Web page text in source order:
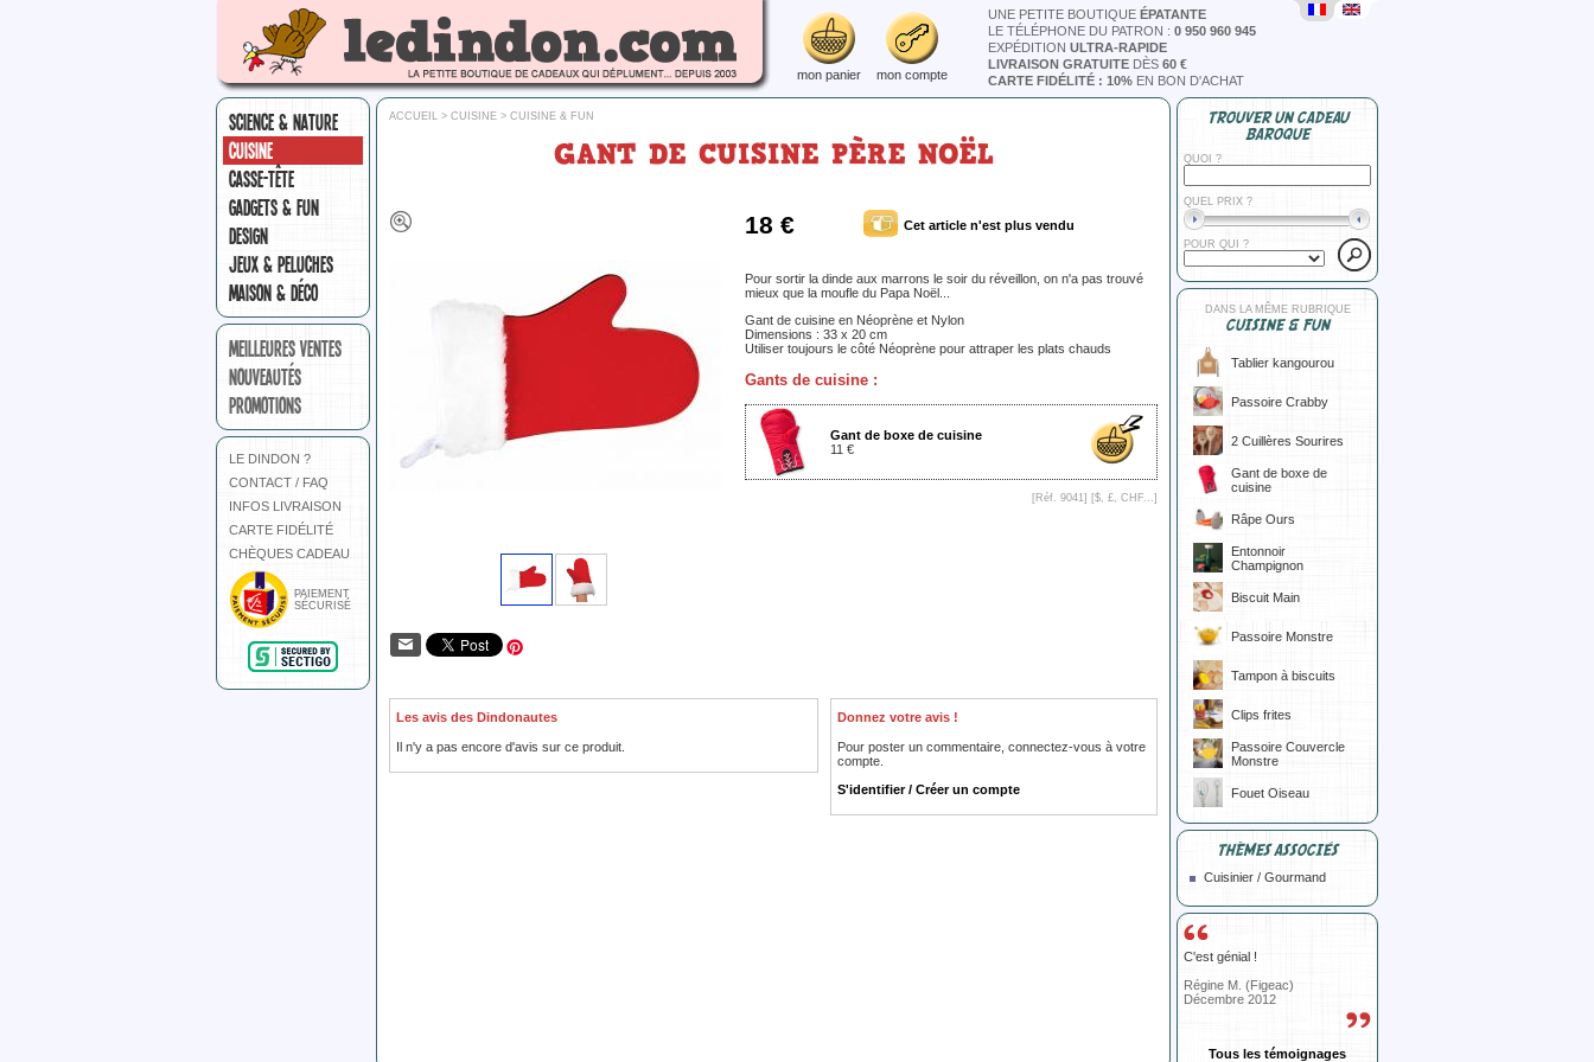
mon panier mon compte
UNE PETITE BOUTIQUE ÉPATANTE
LE TÉLÉPHONE DU PATRON : 0 950 960 945
EXPÉDITION ULTRA-RAPIDE
LIVRAISON GRATUITE DÈS 60 €
CARTE FIDÉLITÉ : 10% EN BON D'ACHAT
SCIENCE & NATURE
CUISINE
CASSE-TÊTE
GADGETS & FUN
DESIGN
JEUX & PELUCHES
MAISON & DÉCO
MEILLEURES VENTES
NOUVEAUTÉS
PROMOTIONS
LE DINDON ?
CONTACT / FAQ
INFOS LIVRAISON
CARTE FIDÉLITÉ
CHÈQUES CADEAU
PAIEMENT
SÉCURISÉ
ACCUEIL > CUISINE > CUISINE & FUN
GANT DE CUISINE PÈRE NOËL
18 € Cet article n'est plus vendu
Pour sortir la dinde aux marrons le soir du réveillon, on n'a pas trouvé
mieux que la moufle du Papa Noël...
Gant de cuisine en Néoprène et Nylon
Dimensions : 33 x 20 cm
Utiliser toujours le côté Néoprène pour attraper les plats chauds
Gants de cuisine :
Gant de boxe de cuisine
11 €
[Réf. 9041] [$, £, CHF... ]
Les avis des Dindonautes
Il n'y a pas encore d'avis sur ce produit.
Donnez votre avis !
Pour poster un commentaire, connectez-vous à votre
compte.
S'identifier / Créer un compte
TROUVER UN CADEAU
BAROQUE
QUOI ?
QUEL PRIX ?
POUR QUI ?
DANS LA MÊME RUBRIQUE
CUISINE & FUN
Tablier kangourou
Passoire Crabby
2 Cuillères Sourires
Gant de boxe de
cuisine
Râpe Ours
Entonnoir
Champignon
Biscuit Main
Passoire Monstre
Tampon à biscuits
Clips frites
Passoire Couvercle
Monstre
Fouet Oiseau
THÈMES ASSOCIÉS
Cuisinier / Gourmand
C'est génial !
Régine M. (Figeac)
Décembre 2012
Tous les témoignages